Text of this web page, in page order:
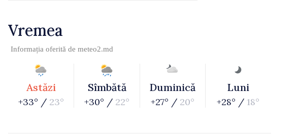
Vremea
Informația oferită de meteo2.md
Astăzi
+33° / 23°
Sîmbătă
+30° / 22°
Duminică
+27° / 20°
Luni
+28° / 18°